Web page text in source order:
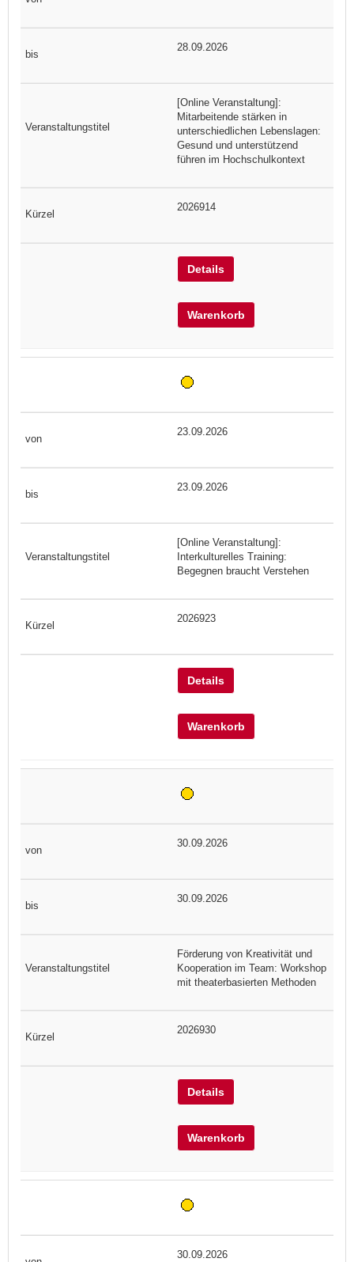
28.09.2026
[Online Veranstaltung]:
Mitarbeitende stärken in
unterschiedlichen Lebenslagen:
Gesund und unterstützend
führen im Hochschulkontext
2026914
Details
Warenkorb
23.09.2026
23.09.2026
[Online Veranstaltung]:
Interkulturelles Training:
Begegnen braucht Verstehen
2026923
Details
Warenkorb
30.09.2026
30.09.2026
Förderung von Kreativität und
Kooperation im Team: Workshop
mit theaterbasierten Methoden
2026930
Details
Warenkorb
30.09.2026